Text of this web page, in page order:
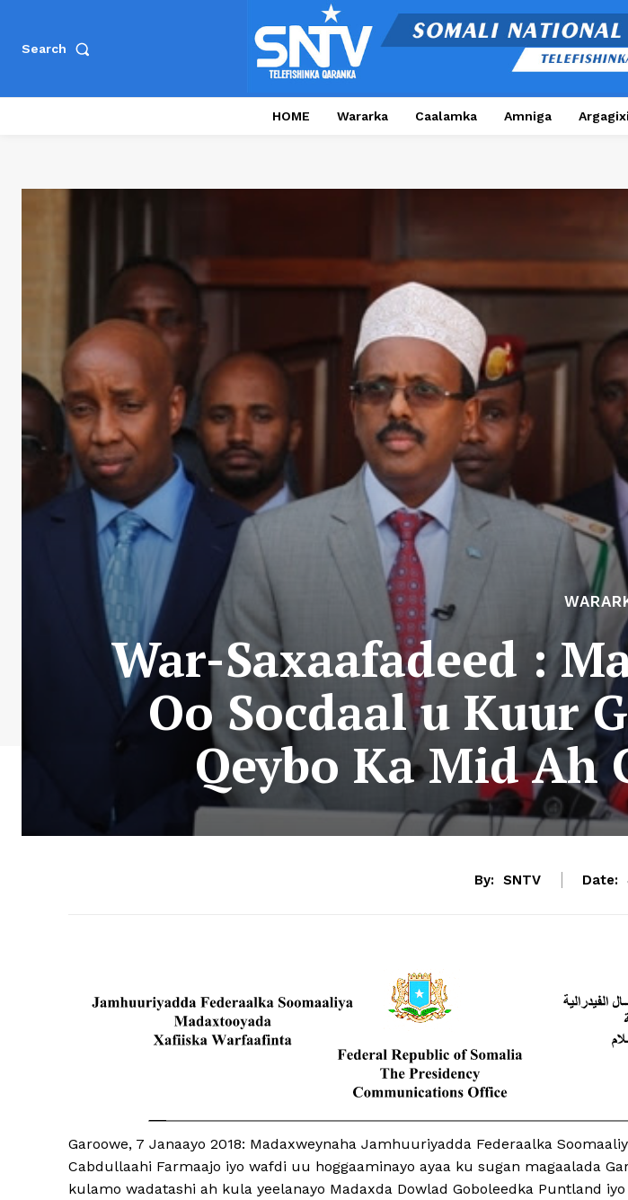
Search
HOME Wararka Caalamka Amniga
War-Saxaafadeed :
Oo Socdaal u Kuur
Qeybo Ka Mid Ah
By: SNTV Date:
Garoowe, 7 Janaayo 2018: Madaxweynaha Jamhuuriyadda Federaalka
Cabdullaahi Farmaajo iyo wafdi uu hoggaaminayo ayaa ku sugan magaalada
kulamo wadatashi ah kula yeelanayo Madaxda Dowlad Goboleedka Puntland